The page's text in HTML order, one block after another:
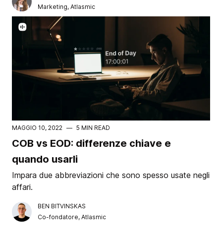
Marketing, Atlasmic
MAGGIO 10, 2022 — 5 MIN READ
COB vs EOD: differenze chiave e
quando usarli
Impara due abbreviazioni che sono spesso usate negli
affari.
BEN BITVINSKAS
Co-fondatore, Atlasmic